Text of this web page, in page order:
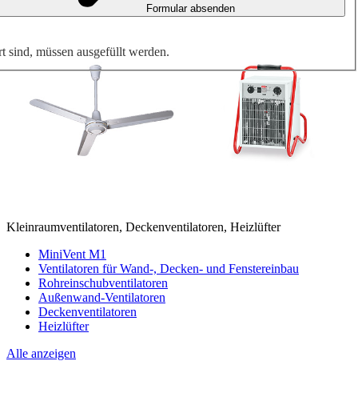
Kleinraumventilatoren, Deckenventilatoren, Heizlüfter
MiniVent M1
Ventilatoren für Wand-, Decken- und Fenstereinbau
Rohreinschubventilatoren
Außenwand-Ventilatoren
Deckenventilatoren
Heizlüfter
Alle anzeigen
Formular absenden
sind, müssen ausgefüllt werden.